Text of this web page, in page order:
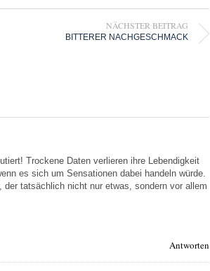
NÄCHSTER BEITRAG
BITTERER NACHGESCHMACK
Trockene Daten verlieren ihre Lebendigkeit
es sich um Sensationen dabei handeln würde.
tatsächlich nicht nur etwas, sondern vor allem
Antworten